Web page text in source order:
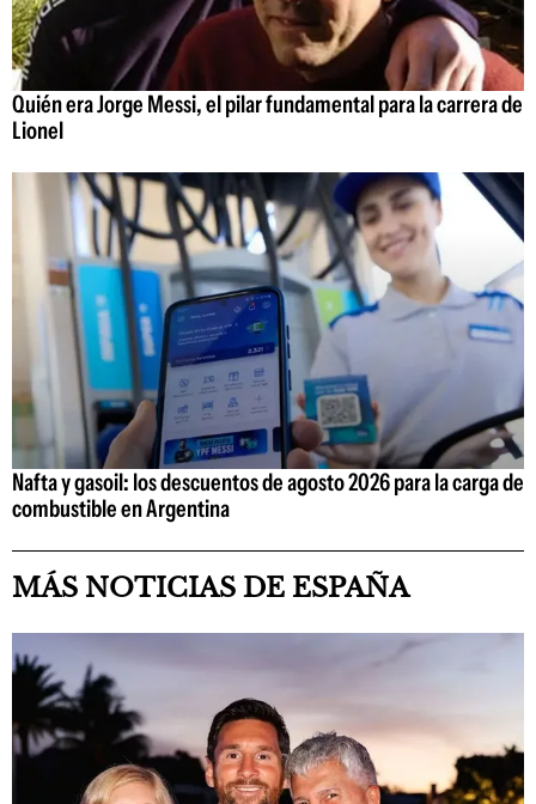
Quién era Jorge Messi, el pilar fundamental para la carrera de
Lionel
Nafta y gasoil: los descuentos de agosto 2026 para la carga de
combustible en Argentina
MÁS NOTICIAS DE ESPAÑA